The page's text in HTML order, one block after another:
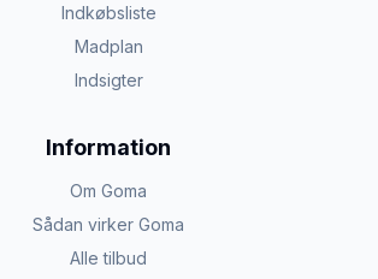
Indkøbsliste
Madplan
Indsigter
Information
Om Goma
Sådan virker Goma
Alle tilbud